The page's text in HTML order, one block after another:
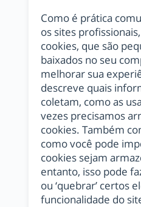
Como é prática
os sites
cookies, que são
baixados no seu
melhorar sua
descreve quais
coletam, como as
vezes precisamos
cookies. Também
como você pode
cookies sejam
entanto, isso pode
ou ‘quebrar’ certos
funcionalidade do